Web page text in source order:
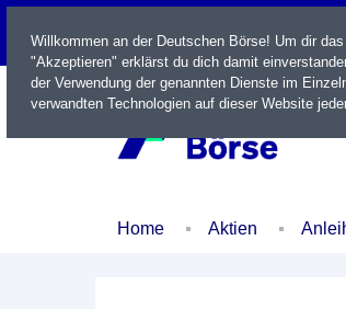
LIVE
Home Aktien
Willkommen an der Deutschen Börse! Um dir
"Akzeptieren" erklärst du dich damit
der Verwendung der genannten Dienste im
verwandten Technologien auf dieser Website